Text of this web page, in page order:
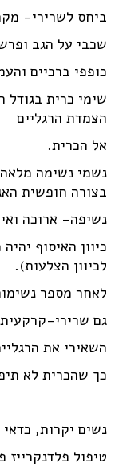
ביחס לשרירי-
שכבי על הגב
כופפי ברכיים
שימי כרית בגודל
הצמדת הרגליים
אל הכרית.
נשמי נשימה
בצורה חופשית
נשיפה- ארוכה
כיוון האיסוף
לכיוון הצלעות).
לאחר מספר
גם שרירי-
השאירי את
כך שהכרית לא
נשים יקרות,
טיפול פלדנקרייז